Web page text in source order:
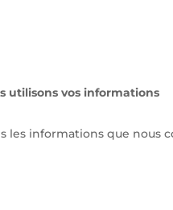
utilisons vos informations
les informations que nous